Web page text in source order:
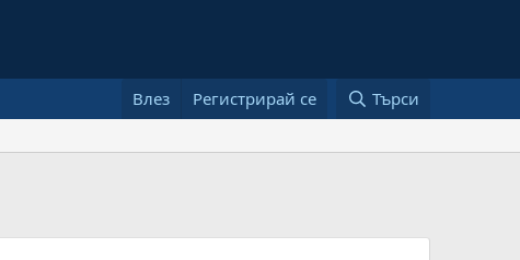
Влез Регистрирай се Търси